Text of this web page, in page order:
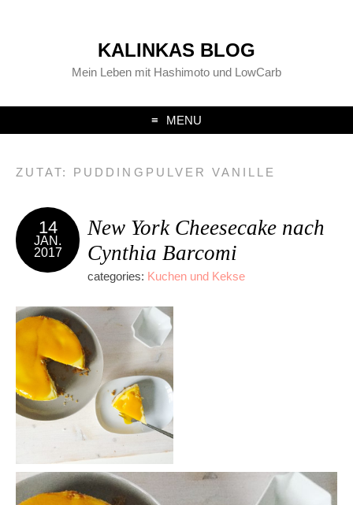
KALINKAS BLOG
Mein Leben mit Hashimoto und LowCarb
MENU
ZUTAT: PUDDINGPULVER VANILLE
14
JAN.
2017
New York Cheesecake nach
Cynthia Barcomi
categories: Kuchen und Kekse